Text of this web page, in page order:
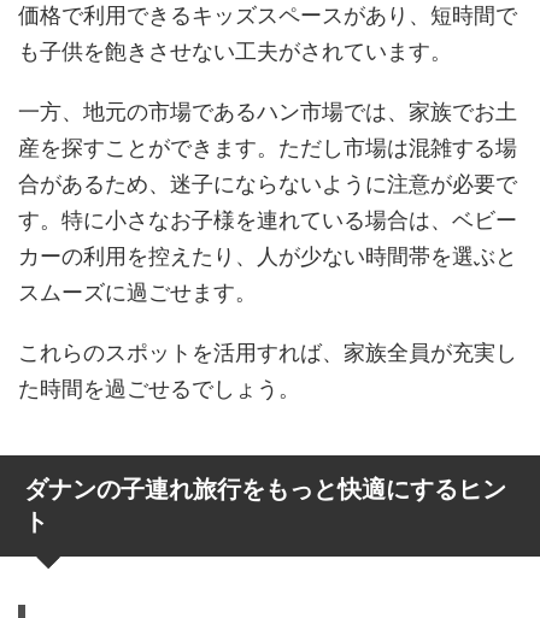
価格で利用できるキッズスペースがあり、短時間で
も子供を飽きさせない工夫がされています。
一方、地元の市場であるハン市場では、家族でお土
産を探すことができます。ただし市場は混雑する場
合があるため、迷子にならないように注意が必要で
す。特に小さなお子様を連れている場合は、ベビー
カーの利用を控えたり、人が少ない時間帯を選ぶと
スムーズに過ごせます。
これらのスポットを活用すれば、家族全員が充実し
た時間を過ごせるでしょう。
ダナンの子連れ旅行をもっと快適にするヒン
ト